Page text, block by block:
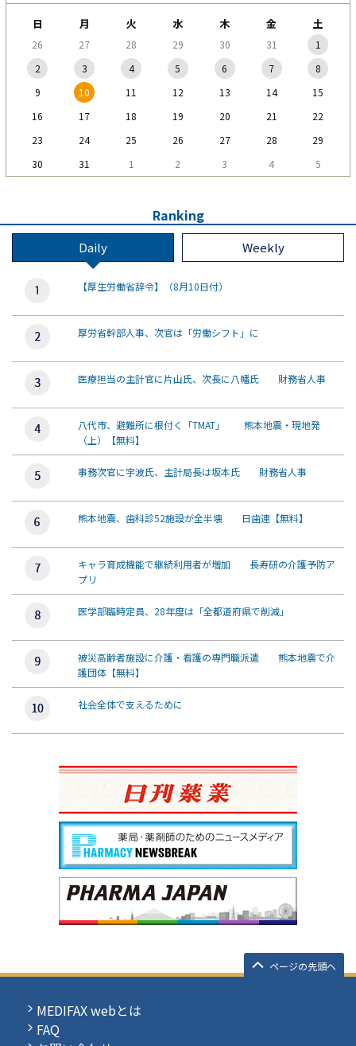
日 月 火 水 木 金 土
26 27 28 29 30 31
1
2
3 4 5 6 7
8
9
10 11 12 13 14
15
16
17 18 19 20 21
22
23
24 25 26 27 28
29
30
31 1 2 3 4 5
Ranking
Daily Weekly
【厚生労働省辞令】（8月10日付）
厚労省幹部人事、次官は「労働シフト」に
医療担当の主計官に片山氏、次長に八幡氏 財務省人事
八代市、避難所に根付く「TMAT」 熊本地震・現地発
（上）【無料】
事務次官に宇波氏、主計局長は坂本氏 財務省人事
熊本地震、歯科診52施設が全半壊 日歯連【無料】
キャラ育成機能で継続利用者が増加 長寿研の介護予防ア
プリ
医学部臨時定員、28年度は「全都道府県で削減」
被災高齢者施設に介護・看護の専門職派遣 熊本地震で介
護団体【無料】
社会全体で支えるために
ページの先頭へ
MEDIFAX webとは
FAQ